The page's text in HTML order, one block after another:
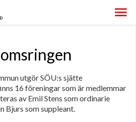
utgör SÖU:s sjätte
16 föreningar som är medlemmar
av Emil Stens som ordinarie
Bjurs som suppleant.